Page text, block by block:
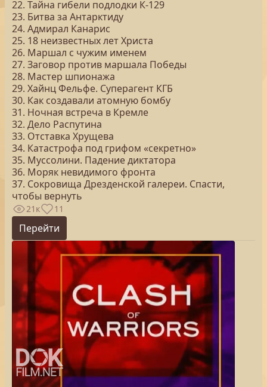
22. Тайна гибели подлодки К-129
23. Битва за Антарктиду
24. Адмирал Канарис
25. 18 неизвестных лет Христа
26. Маршал с чужим именем
27. Заговор против маршала Победы
28. Мастер шпионажа
29. Хайнц Фельфе. Суперагент КГБ
30. Как создавали атомную бомбу
31. Ночная встреча в Кремле
32. Дело Распутина
33. Отставка Хрущева
34. Катастрофа под грифом «секретно»
35. Муссолини. Падение диктатора
36. Моряк невидимого фронта
37. Сокровища Дрезденской галереи. Спасти,
чтобы вернуть
21к 11
Перейти